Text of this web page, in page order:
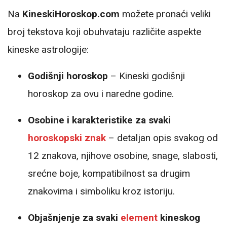
Na KineskiHoroskop.com možete pronaći veliki
broj tekstova koji obuhvataju različite aspekte
kineske astrologije:
Godišnji horoskop – Kineski godišnji
horoskop za ovu i naredne godine.
Osobine i karakteristike za svaki
horoskopski znak – detaljan opis svakog od
12 znakova, njihove osobine, snage, slabosti,
srećne boje, kompatibilnost sa drugim
znakovima i simboliku kroz istoriju.
Objašnjenje za svaki element kineskog